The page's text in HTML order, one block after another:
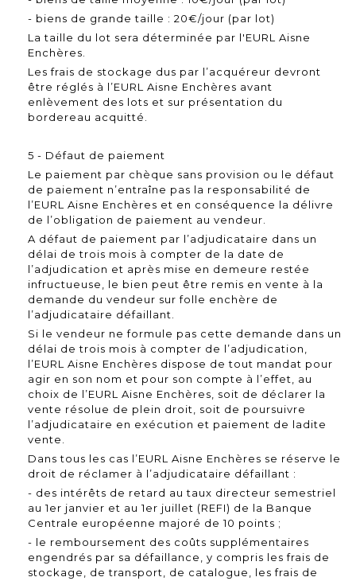
- biens de grande taille : 20€/jour (par lot)
La taille du lot sera déterminée par l'EURL Aisne
Enchères.
Les frais de stockage dus par l’acquéreur devront
être réglés à l’EURL Aisne Enchères avant
enlèvement des lots et sur présentation du
bordereau acquitté.
5 - Défaut de paiement
Le paiement par chèque sans provision ou le défaut
de paiement n’entraîne pas la responsabilité de
l’EURL Aisne Enchères et en conséquence la délivre
de l’obligation de paiement au vendeur.
A défaut de paiement par l’adjudicataire dans un
délai de trois mois à compter de la date de
l’adjudication et après mise en demeure restée
infructueuse, le bien peut être remis en vente à la
demande du vendeur sur folle enchère de
l’adjudicataire défaillant.
Si le vendeur ne formule pas cette demande dans un
délai de trois mois à compter de l’adjudication,
l’EURL Aisne Enchères dispose de tout mandat pour
agir en son nom et pour son compte à l’effet, au
choix de l’EURL Aisne Enchères, soit de déclarer la
vente résolue de plein droit, soit de poursuivre
l’adjudicataire en exécution et paiement de ladite
vente.
Dans tous les cas l’EURL Aisne Enchères se réserve le
droit de réclamer à l’adjudicataire défaillant :
- des intérêts de retard au taux directeur semestriel
au 1er janvier et au 1er juillet (REFI) de la Banque
Centrale européenne majoré de 10 points ;
- le remboursement des coûts supplémentaires
engendrés par sa défaillance, y compris les frais de
stockage, de transport, de catalogue, les frais de